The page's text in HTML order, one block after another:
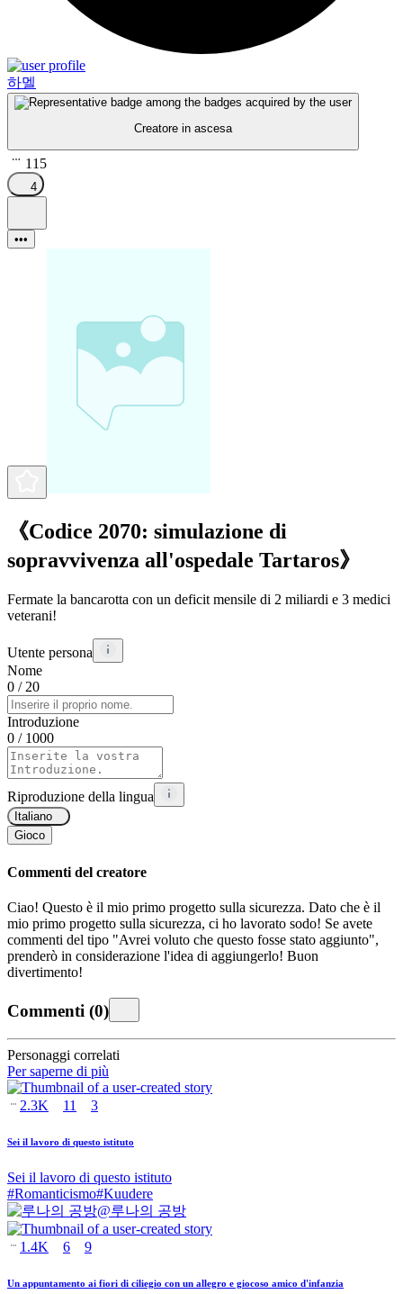
하멜
Creatore in ascesa
115
4
•••
《Codice 2070: simulazione di
sopravvivenza all'ospedale Tartaros》
Fermate la bancarotta con un deficit mensile di 2 miliardi e 3 medici
veterani!
Utente persona
Nome
0 / 20
Introduzione
0 / 1000
Riproduzione della lingua
Italiano
Gioco
Commenti del creatore
Ciao! Questo è il mio primo progetto sulla sicurezza. Dato che è il
mio primo progetto sulla sicurezza, ci ho lavorato sodo! Se avete
commenti del tipo "Avrei voluto che questo fosse stato aggiunto",
prenderò in considerazione l'idea di aggiungerlo! Buon
divertimento!
Commenti (0)
Personaggi correlati
Per saperne di più
2.3K 11 3
Sei il lavoro di questo istituto
Sei il lavoro di questo istituto
#Romanticismo#Kuudere
@루나의 공방
1.4K 6 9
Un appuntamento ai fiori di ciliegio con un allegro e giocoso amico d'infanzia